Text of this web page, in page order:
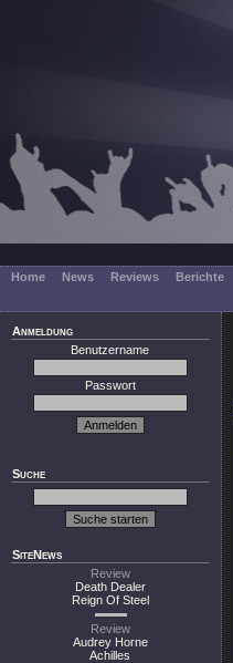
Home News Reviews Berichte
Anmeldung
Benutzername
Passwort
Suche
SiteNews
Review
Death Dealer
Reign Of Steel
Review
Audrey Horne
Achilles